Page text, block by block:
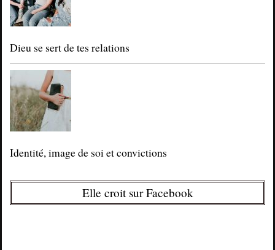
Dieu se sert de tes relations
Identité, image de soi et convictions
Elle croit sur Facebook